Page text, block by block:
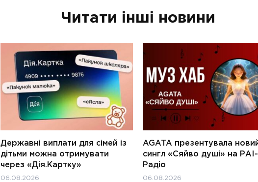
Читати інші новини
Державні виплати для сімей із
дітьми можна отримувати
через «Дія.Картку»
06.08.2026
AGATA презентувала
сингл «Сяйво душі» на РАІ-
Радіо
06.08.2026